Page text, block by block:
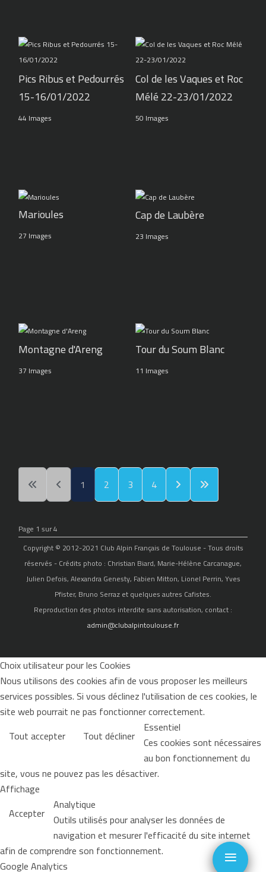
Pics Ribus et Pedourrés
15-16/01/2022
44 Images
Col de les Vaques et Roc
Mélé 22-23/01/2022
50 Images
Marioules
27 Images
Cap de Laubère
23 Images
Montagne d'Areng
37 Images
Tour du Soum Blanc
11 Images
1 2 3 4
Page 1 sur 4
Copyright © 2012-2021 Club Alpin Français de Toulouse - Tous droits
réservés - Crédits photo : Christian Biard, Marie-Hélène Carcanague,
Julien Defois, Alexandra Genesty, Fabien Mitton, Lionel Perrin, Yves
Pfister, Bruno Serraz et quelques autres Cafistes.
Reproduction des photos interdite sans autorisation, contact :
admin@clubalpintoulouse.fr
Choix utilisateur pour les Cookies
Nous utilisons des cookies afin de vous proposer les meilleurs
services possibles. Si vous déclinez l'utilisation de ces cookies, le
site web pourrait ne pas fonctionner correctement.
Tout accepter
Tout décliner Essentiel
Ces cookies sont nécessaires
au bon fonctionnement du
site, vous ne pouvez pas les désactiver.
Affichage
Accepter Analytique
Outils utilisés pour analyser les données de
navigation et mesurer l'efficacité du site internet
afin de comprendre son fonctionnement.
Google Analytics
≡